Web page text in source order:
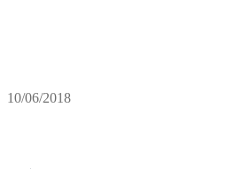
10/06/2018